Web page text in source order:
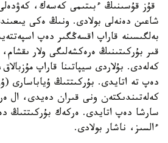
قۇز قۇسىنىڭ ءبىتىمى كەسەك،
شاعىن دەنەلى بولادى. ونىڭ ەكى
بەلگىسىنە قاراپ اقسەڭگىر دەپ
قىر بۇركىتىنىڭ ەرەكشەلىگى ولار
كەلەدى. بۇلاردى سيپاتىنا قاراپ
دەپ تە اتايدى. بۇركىتتىڭ ۇياباسارى
كەلەتىندىكتەن ونى قىران دەيدى، ال
سارشا دەپ اتايدى. ەركەك بۇركىتتىڭ
ءالسىز، ناشار بولادى.